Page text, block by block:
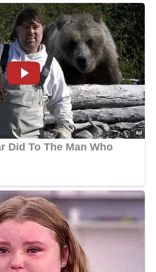
Waffeln.
Knusprigen
Newsletter!